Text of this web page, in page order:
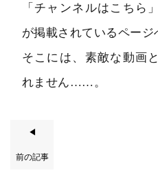
「チャンネルはこちら
が掲載されているページ
そこには、素敵な動画
れません……。
◀
前の記事